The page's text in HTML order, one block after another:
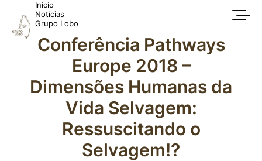
Início
Notícias
Grupo Lobo
Conferência Pathways
Europe 2018 –
Dimensões Humanas da
Vida Selvagem:
Ressuscitando o
Selvagem!?